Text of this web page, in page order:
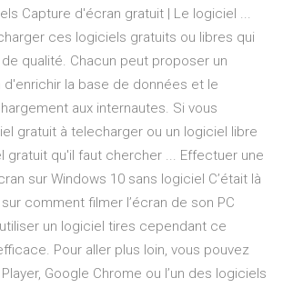
Capture d'écran gratuit | Le logiciel ...
ces logiciels gratuits ou libres qui
qualité. Chacun peut proposer un
d'enrichir la base de données et le
aux internautes. Si vous
gratuit à telecharger ou un logiciel libre
gratuit qu'il faut chercher ... Effectuer une
sur Windows 10 sans logiciel C’était là
comment filmer l’écran de son PC
un logiciel tires cependant ce
Pour aller plus loin, vous pouvez
Google Chrome ou l’un des logiciels